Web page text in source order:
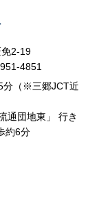
2-19
4851
分（※三郷JCT近
通団地東」 行き
約6分